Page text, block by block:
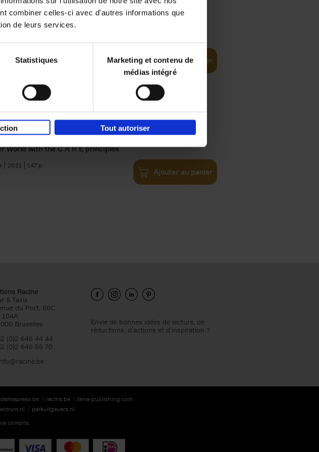
combiner celles-ci avec d'autres informations que
de leurs services.
Statistiques
Marketing et contenu de
médias intégré
Tout autoriser
like a PRO -
edition
Ajouter au panier
Care?
World with the C A R E principles
2021 147
€34,99
Ajouter au panier
Racine
& Taxis
du Port, 86C
104A
Bruxelles
(0)2 646 44 44
(0)2 646 55 70
Envie de bonnes idées de lecture, de
réductions, d’actions et d’inspiration ?
racine.be
terra-publishing.com
parkuitgevers.nl
compris.